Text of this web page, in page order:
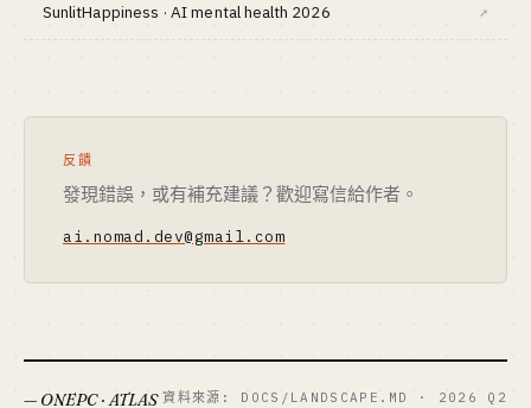
SunlitHappiness · AI mental health 2026 ↗
反饋
發現錯誤，或有補充建議？歡迎寫信給作者。
ai.nomad.dev@gmail.com
— ONEPC · ATLAS 資料來源: DOCS/LANDSCAPE.MD · 2026 Q2